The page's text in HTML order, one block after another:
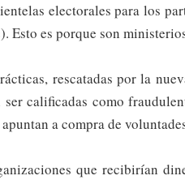
electorales para los
Esto es porque son
rescatadas por la
ser calificadas como
a compra de
que recibirían